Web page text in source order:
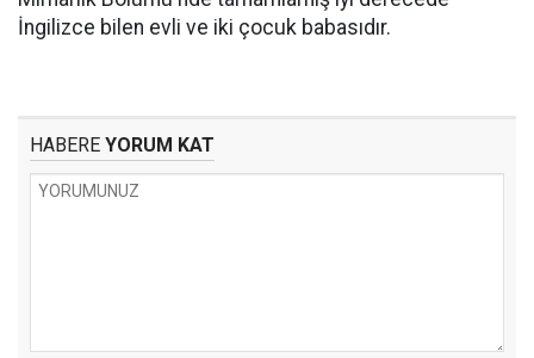
İngilizce bilen evli ve iki çocuk babasıdır.
HABERE YORUM KAT